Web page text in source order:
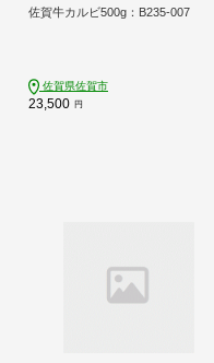
佐賀牛カルビ500g：B235-007
佐賀県佐賀市
23,500 円